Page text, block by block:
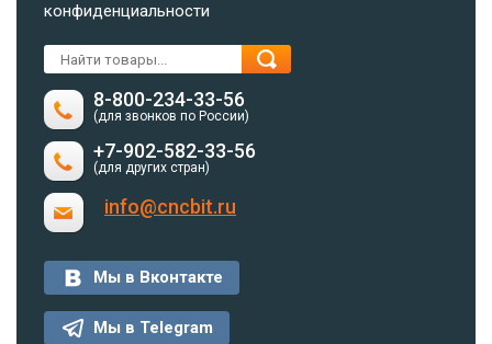
конфиденциальности
8-800-234-33-56
(для звонков по России)
+7-902-582-33-56
(для других стран)
info@cncbit.ru
Мы в Вконтакте
Мы в Telegram